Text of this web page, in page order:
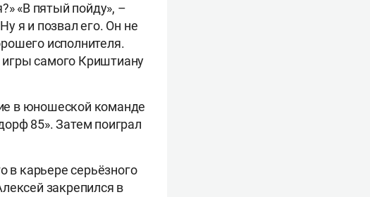
«В пятый пойду», –
я и позвал его. Он не
исполнителя.
самого Криштиану
в юношеской команде
85». Затем поиграл
в карьере серьёзного
закрепился в